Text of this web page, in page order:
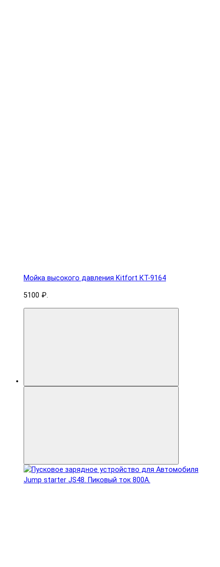
Мойка высокого давления Kitfort КТ-9164
5100 ₽.